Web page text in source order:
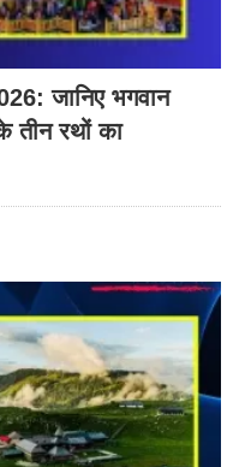
जानिए भगवान
तीन रथों का